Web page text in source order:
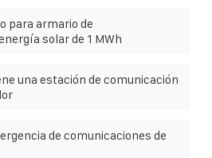
para armario de
solar de 1 MWh
una estación de comunicación
de comunicaciones de